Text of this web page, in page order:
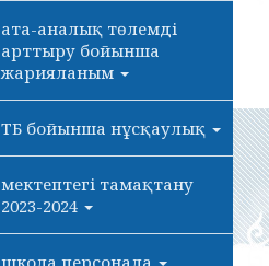
ата-аналық төлемді
арттыру бойынша
жарияланым
ТБ бойынша нұсқаулық
мектептегі тамақтану
2023-2024
школа персонала